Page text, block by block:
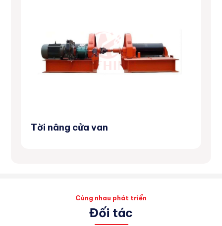
Tời nâng cửa van
Cùng nhau phát triển
Đối tác